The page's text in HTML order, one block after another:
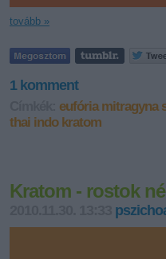
tovább »
1komment
eufória mitragyna
thai indo kratom
Kratom - rostok